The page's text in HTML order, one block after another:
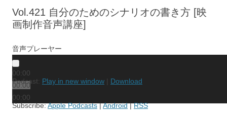
Vol.421 自分のためのシナリオの書き方 [映
画制作音声講座]
音声プレーヤー
00:00
00:00
00:00
Podcast: Play in new window | Download
Subscribe:Apple Podcasts|Android|RSS